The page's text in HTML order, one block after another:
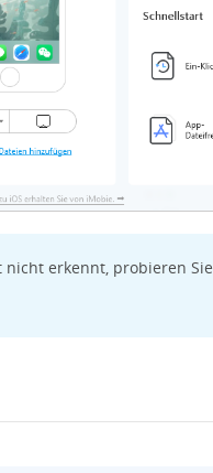
nicht erkennt, probieren Sie